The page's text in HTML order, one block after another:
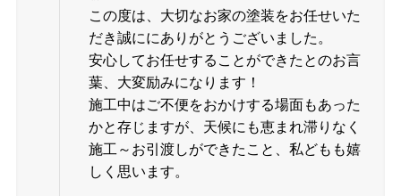
この度は、大切なお家の塗装をお任せいた
だき誠ににありがとうございました。
安心してお任せすることができたとのお言
葉、大変励みになります！
施工中はご不便をおかけする場面もあった
かと存じますが、天候にも恵まれ滞りなく
施工～お引渡しができたこと、私どもも嬉
しく思います。